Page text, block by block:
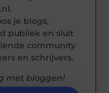
je blogs,
publiek en sluit
community
en schrijvers.
met bloggen!